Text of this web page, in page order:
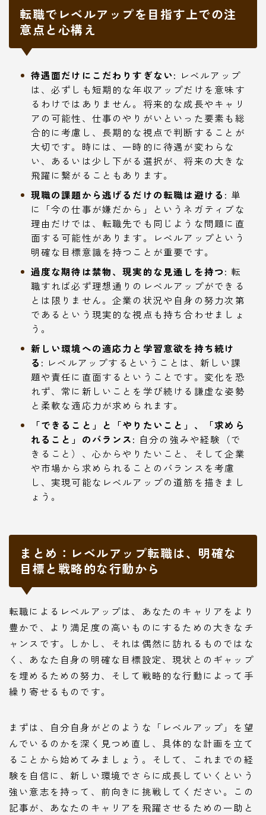
転職でレベルアップを目指す上での注
意点と心構え
待遇面だけにこだわりすぎない: レベルアップ
は、必ずしも短期的な年収アップだけを意味す
るわけではありません。将来的な成長やキャリ
アの可能性、仕事のやりがいといった要素も総
合的に考慮し、長期的な視点で判断することが
大切です。時には、一時的に待遇が変わらな
い、あるいは少し下がる選択が、将来の大きな
飛躍に繋がることもあります。
現職の課題から逃げるだけの転職は避ける: 単
に「今の仕事が嫌だから」というネガティブな
理由だけでは、転職先でも同じような問題に直
面する可能性があります。レベルアップという
明確な目標意識を持つことが重要です。
過度な期待は禁物、現実的な見通しを持つ: 転
職すれば必ず理想通りのレベルアップができる
とは限りません。企業の状況や自身の努力次第
であるという現実的な視点も持ち合わせましょ
う。
新しい環境への適応力と学習意欲を持ち続け
る: レベルアップするということは、新しい課
題や責任に直面するということです。変化を恐
れず、常に新しいことを学び続ける謙虚な姿勢
と柔軟な適応力が求められます。
「できること」と「やりたいこと」、「求めら
れること」のバランス: 自分の強みや経験（で
きること）、心からやりたいこと、そして企業
や市場から求められることのバランスを考慮
し、実現可能なレベルアップの道筋を描きまし
ょう。
まとめ：レベルアップ転職は、明確な
目標と戦略的な行動から
転職によるレベルアップは、あなたのキャリアをより
豊かで、より満足度の高いものにするための大きなチ
ャンスです。しかし、それは偶然に訪れるものではな
く、あなた自身の明確な目標設定、現状とのギャップ
を埋めるための努力、そして戦略的な行動によって手
繰り寄せるものです。
まずは、自分自身がどのような「レベルアップ」を望
んでいるのかを深く見つめ直し、具体的な計画を立て
ることから始めてみましょう。そして、これまでの経
験を自信に、新しい環境でさらに成長していくという
強い意志を持って、前向きに挑戦してください。この
記事が、あなたのキャリアを飛躍させるための一助と